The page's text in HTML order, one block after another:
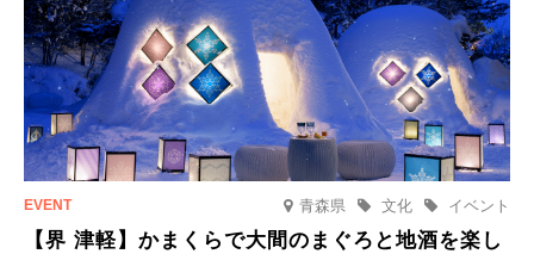
青森県 イベント
文化
【界 津軽】かまくらで大間のまぐろと地酒を楽し